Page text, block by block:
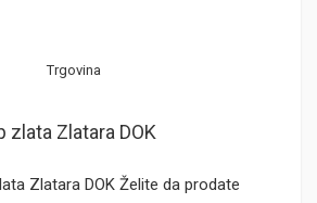
Trgovina
zlata Zlatara DOK
Zlatara DOK Želite da prodate